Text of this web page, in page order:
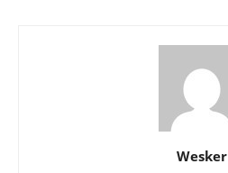
Wesker